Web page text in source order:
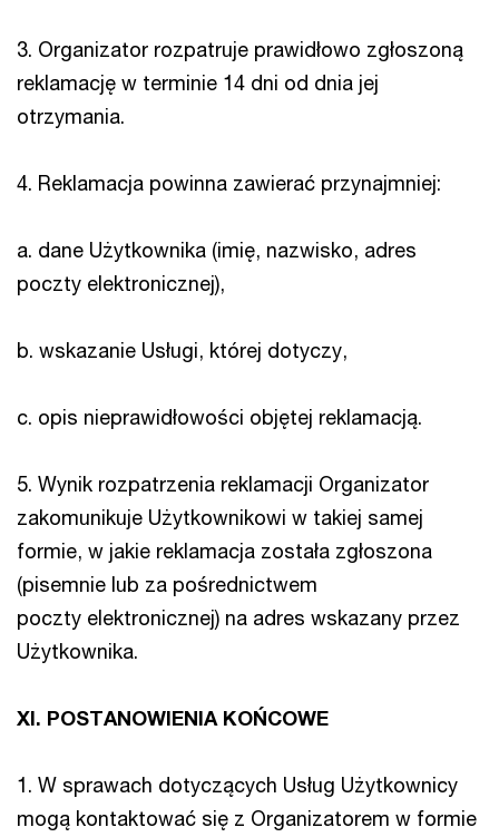
3. Organizator rozpatruje prawidłowo zgłoszoną
reklamację w terminie 14 dni od dnia jej
otrzymania.
4. Reklamacja powinna zawierać przynajmniej:
a. dane Użytkownika (imię, nazwisko, adres
poczty elektronicznej),
b. wskazanie Usługi, której dotyczy,
c. opis nieprawidłowości objętej reklamacją.
5. Wynik rozpatrzenia reklamacji Organizator
zakomunikuje Użytkownikowi w takiej samej
formie, w jakie reklamacja została zgłoszona
(pisemnie lub za pośrednictwem
poczty elektronicznej) na adres wskazany przez
Użytkownika.
XI. POSTANOWIENIA KOŃCOWE
1. W sprawach dotyczących Usług Użytkownicy
mogą kontaktować się z Organizatorem w formie